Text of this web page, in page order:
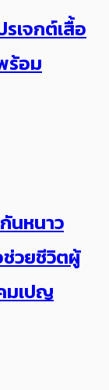
เจกต์เสื้อ
ร้อม
นหนาว
วยชีวิตผู้
มเปญ